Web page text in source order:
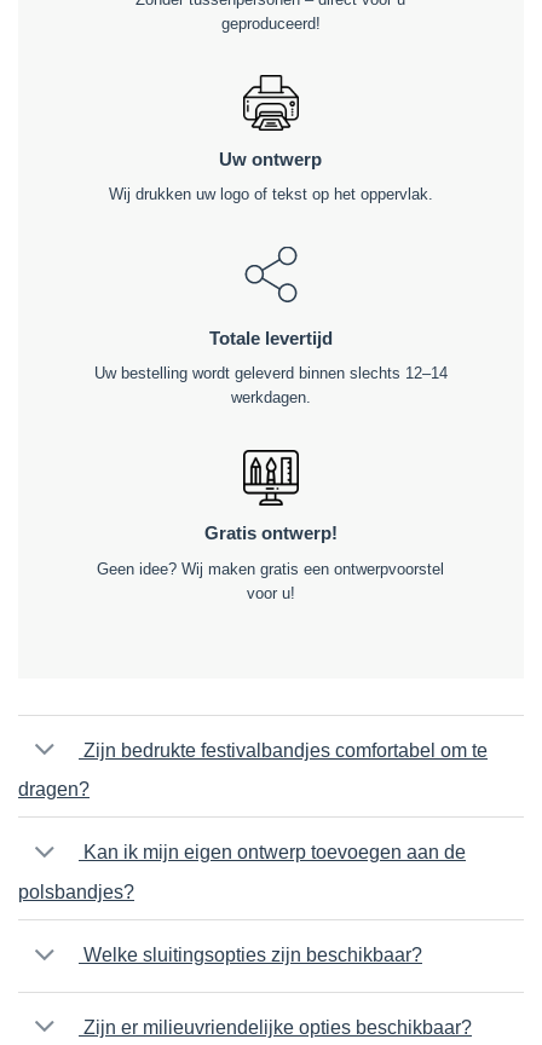
geproduceerd!
Uw ontwerp
Wij drukken uw logo of tekst op het oppervlak.
Totale levertijd
Uw bestelling wordt geleverd binnen slechts 12–14
werkdagen.
Gratis ontwerp!
Geen idee? Wij maken gratis een ontwerpvoorstel
voor u!
Zijn bedrukte festivalbandjes comfortabel om te
dragen?
Kan ik mijn eigen ontwerp toevoegen aan de
polsbandjes?
Welke sluitingsopties zijn beschikbaar?
Zijn er milieuvriendelijke opties beschikbaar?